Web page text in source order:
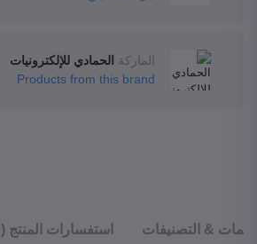
الماركة الحمادي للإلكترونيات
Products from this brand
& التصنيفات استفسارات المنتج (0)